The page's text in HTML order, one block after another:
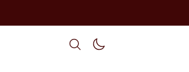
dark mode